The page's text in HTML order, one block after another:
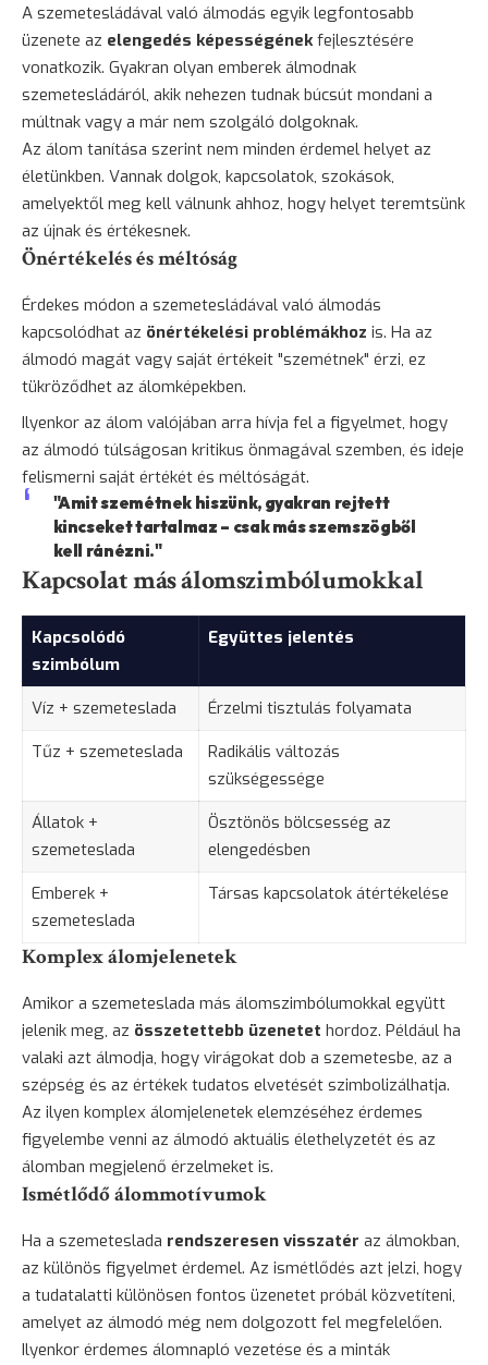
A szemetesládával való álmodás egyik legfontosabb
üzenete az elengedés képességénekfejlesztésére
vonatkozik. Gyakran olyan emberek álmodnak
szemetesládáról, akik nehezen tudnak búcsút mondani a
múltnak vagy a már nem szolgáló dolgoknak.
Az álom tanítása szerint nem minden érdemel helyet az
életünkben. Vannak dolgok, kapcsolatok, szokások,
amelyektől meg kell válnunk ahhoz, hogy helyet teremtsünk
az újnak és értékesnek.
Önértékelés és méltóság
Érdekes módon a szemetesládával való álmodás
kapcsolódhat az önértékelési problémákhoz is. Ha az
álmodó magát vagy saját értékeit "szemétnek" érzi, ez
tükröződhet az álomképekben.
Ilyenkor az álom valójában arra hívja fel a figyelmet, hogy
az álmodó túlságosan kritikus önmagával szemben, és ideje
felismerni saját értékét és méltóságát.
"Amit szemétnek hiszünk, gyakran rejtett
kincseket tartalmaz – csak más szemszögből
kell ránézni."
Kapcsolat más álomszimbólumokkal
Kapcsolódó
szimbólum
Együttes jelentés
Víz + szemeteslada
Érzelmi tisztulás folyamata
Tűz + szemeteslada
Radikális változás
szükségessége
Állatok +
szemeteslada
Ösztönös bölcsesség az
elengedésben
Emberek +
szemeteslada
Társas kapcsolatok átértékelése
Komplex álomjelenetek
Amikor a szemeteslada más álomszimbólumokkal együtt
jelenik meg, az összetettebb üzenetet hordoz. Például ha
valaki azt álmodja, hogy virágokat dob a szemetesbe, az a
szépség és az értékek tudatos elvetését szimbolizálhatja.
Az ilyen komplex álomjelenetek elemzéséhez érdemes
figyelembe venni az álmodó aktuális élethelyzetét és az
álomban megjelenő érzelmeket is.
Ismétlődő álommotívumok
Ha a szemeteslada rendszeresen visszatér az álmokban,
az különös figyelmet érdemel. Az ismétlődés azt jelzi, hogy
a tudatalatti különösen fontos üzenetet próbál közvetíteni,
amelyet az álmodó még nem dolgozott fel megfelelően.
Ilyenkor érdemes álomnapló vezetése és a minták